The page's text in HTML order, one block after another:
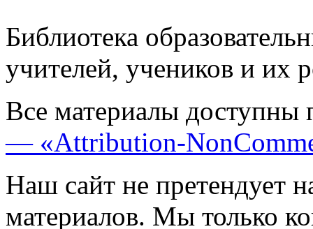
Библиотека
учителей, учеников и их
Все материалы доступны
— «Attribution-
Наш сайт не претендует
материалов. Мы только